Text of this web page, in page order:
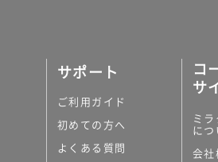
サポート
ご利用ガイド
初めての方へ
よくある質問
コ
サ
ミ
につ
会社